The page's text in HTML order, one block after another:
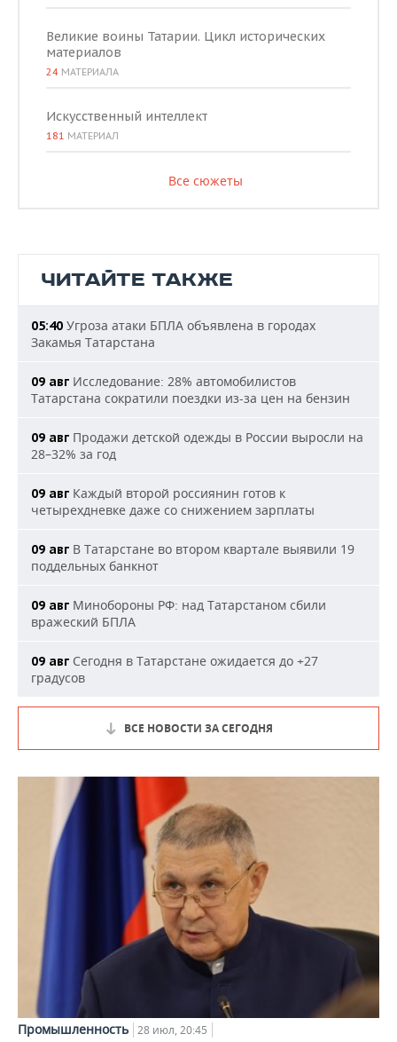
Великие воины Татарии. Цикл исторических
материалов
24 МАТЕРИАЛА
Искусственный интеллект
181 МАТЕРИАЛ
Все сюжеты
ЧИТАЙТЕ ТАКЖЕ
05:40 Угроза атаки БПЛА объявлена в городах
Закамья Татарстана
09 авг Исследование: 28% автомобилистов
Татарстана сократили поездки из-за цен на бензин
09 авг Продажи детской одежды в России выросли на
28–32% за год
09 авг Каждый второй россиянин готов к
четырехдневке даже со снижением зарплаты
09 авг В Татарстане во втором квартале выявили 19
поддельных банкнот
09 авг Минобороны РФ: над Татарстаном сбили
вражеский БПЛА
09 авг Сегодня в Татарстане ожидается до +27
градусов
ВСЕ НОВОСТИ ЗА СЕГОДНЯ
Промышленность 28 июл, 20:45